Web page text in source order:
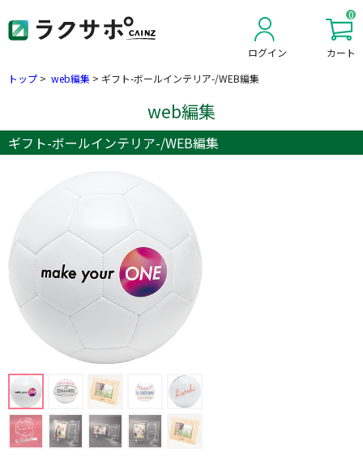
ログイン
0
カート
トップ > web編集 > ギフト-ボールインテリア-/WEB編集
web編集
ギフト-ボールインテリア-/WEB編集